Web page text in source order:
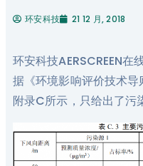
环安科技 21 12 月, 2018
环安科技AERSCREEN
据《环境影响评价技术
附录C所示，只给出了污